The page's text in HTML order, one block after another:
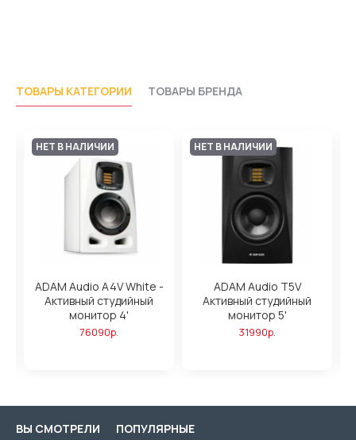
ТОВАРЫ КАТЕГОРИИ ТОВАРЫ БРЕНДА
НЕТ В НАЛИЧИИ
ADAM Audio A4V White -
Активный студийный
монитор 4'
76090р.
НЕТ В НАЛИЧИИ
ADAM Audio T5V
Активный студийный
монитор 5'
31990р.
ВЫ СМОТРЕЛИ ПОПУЛЯРНЫЕ